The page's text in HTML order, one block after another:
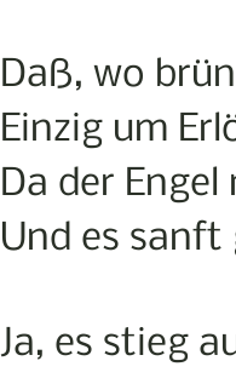
Daß, wo
Einzig um
Da der
Und es sanft
Ja, es stieg